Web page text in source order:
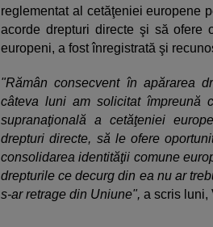
reglementat al cetăţeniei europene
acorde drepturi directe şi să ofere
europeni, a fost înregistrată şi
"Rămân consecvent în apărarea
câteva luni am solicitat împreună
supranaţională a cetăţeniei
drepturi directe, să le ofere
consolidarea identităţii comune
drepturile ce decurg din ea nu ar
s-ar retrage din Uniune", a scris luni,